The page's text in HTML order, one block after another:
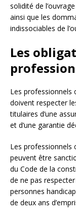
solidité de
ainsi que les
indissociables de
Les
Les professionnels
doivent respecter
titulaires d’une
et d’une garantie
Les professionnels
peuvent être
du Code de la
de ne pas
personnes
de deux ans